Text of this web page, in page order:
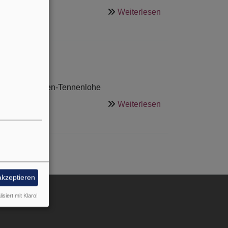
Weiterlesen
in Erlangen-Tennenlohe
Weiterlesen
Anmelden
mit Klaro!